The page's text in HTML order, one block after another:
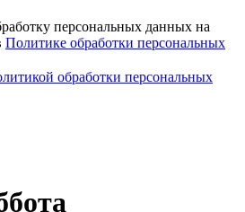
персональных данных на
Политике обработки персональных
обработки персональных